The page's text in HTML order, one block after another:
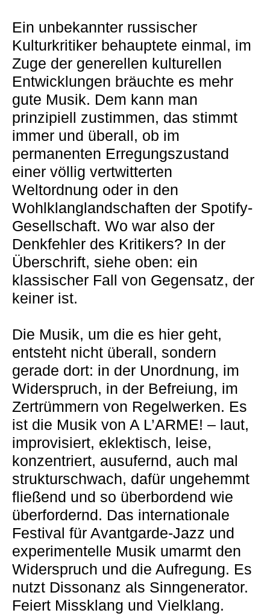
Ein unbekannter russischer
Kulturkritiker behauptete einmal, im
Zuge der generellen kulturellen
Entwicklungen bräuchte es mehr
gute Musik. Dem kann man
prinzipiell zustimmen, das stimmt
immer und überall, ob im
permanenten Erregungszustand
einer völlig vertwitterten
Weltordnung oder in den
Wohlklanglandschaften der Spotify-
Gesellschaft. Wo war also der
Denkfehler des Kritikers? In der
Überschrift, siehe oben: ein
klassischer Fall von Gegensatz, der
keiner ist.
Die Musik, um die es hier geht,
entsteht nicht überall, sondern
gerade dort: in der Unordnung, im
Widerspruch, in der Befreiung, im
Zertrümmern von Regelwerken. Es
ist die Musik von A L’ARME! – laut,
improvisiert, eklektisch, leise,
konzentriert, ausufernd, auch mal
strukturschwach, dafür ungehemmt
fließend und so überbordend wie
überfordernd. Das internationale
Festival für Avantgarde-Jazz und
experimentelle Musik umarmt den
Widerspruch und die Aufregung. Es
nutzt Dissonanz als Sinngenerator.
Feiert Missklang und Vielklang.